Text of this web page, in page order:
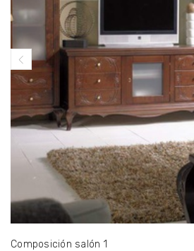
Composición salón 1